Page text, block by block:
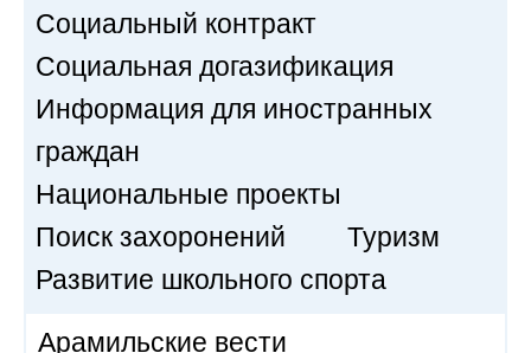
Социальный контракт
Социальная догазификация
Информация для иностранных
граждан
Национальные проекты
Поиск захоронений
Туризм
Развитие школьного спорта
Арамильские вести